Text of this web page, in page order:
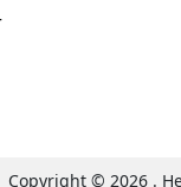
Copyright © 2026 .